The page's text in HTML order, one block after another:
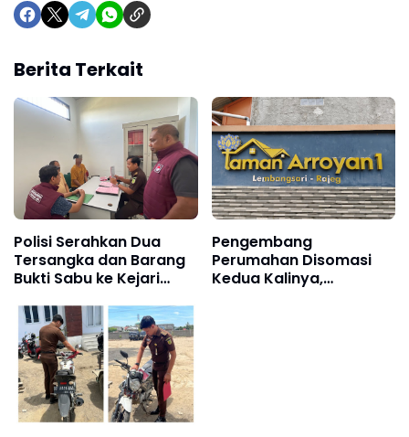
Berita Terkait
Polisi Serahkan Dua
Tersangka dan Barang
Bukti Sabu ke Kejari
Pengembang
Perumahan Disomasi
Kedua Kalinya,